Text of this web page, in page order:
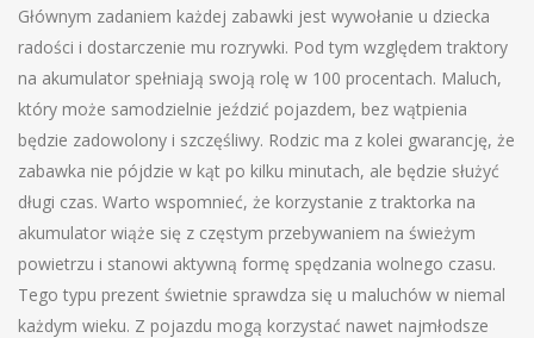
Głównym zadaniem każdej zabawki jest wywołanie u dziecka
radości i dostarczenie mu rozrywki. Pod tym względem traktory
na akumulator spełniają swoją rolę w 100 procentach. Maluch,
który może samodzielnie jeździć pojazdem, bez wątpienia
będzie zadowolony i szczęśliwy. Rodzic ma z kolei gwarancję, że
zabawka nie pójdzie w kąt po kilku minutach, ale będzie służyć
długi czas. Warto wspomnieć, że korzystanie z traktorka na
akumulator wiąże się z częstym przebywaniem na świeżym
powietrzu i stanowi aktywną formę spędzania wolnego czasu.
Tego typu prezent świetnie sprawdza się u maluchów w niemal
każdym wieku. Z pojazdu mogą korzystać nawet najmłodsze